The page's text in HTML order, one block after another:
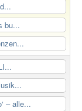
bu...
– alle...